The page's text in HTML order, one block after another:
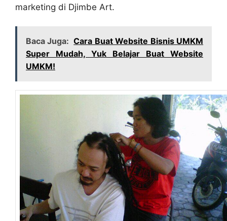
marketing di Djimbe Art.
Baca Juga: Cara Buat Website Bisnis UMKM
Super Mudah, Yuk Belajar Buat Website
UMKM!